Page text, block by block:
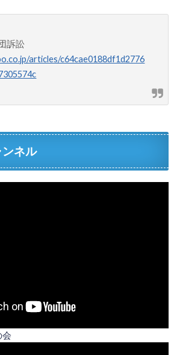
訴訟
articles/c64cae0188df1d2776
ネル
会